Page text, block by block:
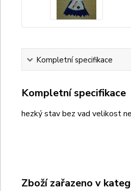
Kompletní specifikace
Kompletní specifikace
hezký stav bez vad velikost
Zboží zařazeno v